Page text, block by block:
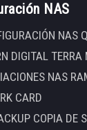
NAS
NAS
DIGITAL TERRA
NAS
CARD
COPIA DE